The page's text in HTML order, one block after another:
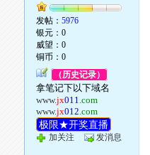
发帖：5976
银元：0
威望：0
铜币：0
（历史记录）
拿笔记下以下域名
www.jx011.com
www.jx012.com
极限★开奖直播
加关注 发消息